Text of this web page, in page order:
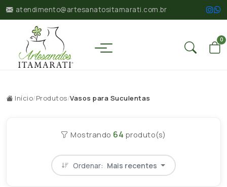
atendimento@artesanatositamarati.com.br
0
Início/Produtos/Vasos para Suculentas
Mostrando 64 produto(s)
Ordenar: Mais recentes